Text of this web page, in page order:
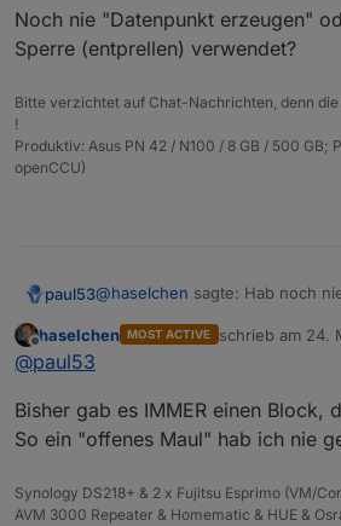
Noch nie "Datenpunkt erzeugen"
Sperre (entprellen) verwendet?
Bitte verzichtet auf Chat-Nachrichten, denn
!
Produktiv: Asus PN 42 / N100 / 8 GB / 500 GB;
openCCU)
paul53@haselchen sagte: Hab noch
Noch nie "Datenpunkt
Offline
haselchen MOST ACTIVE schrieb am 24.
zuletzt editiert
@paul53
Bisher gab es IMMER einen Block,
So ein "offenes Maul" hab ich nie
Synology DS218+ & 2 x Fujitsu Esprimo (VM/
AVM 3000 Repeater & Homematic & HUE &